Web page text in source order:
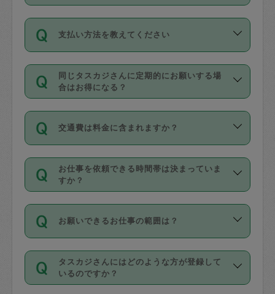
利用ください。機能をご利用いただくに
の上事前申請することが必要です。な
お、3時間を下回っても、値引き等はござ
いません。
11種類の価格帯の中からタスカジさん自
身が価格を選んで設定しています。
タスカジさんの価格設定には最初は制限
があり、レビュー件数、レビューの平均
値、などで除々に設定可能な最高額が上
がっていく仕組みになっています。
支払い方法を教えてください
お支払方法はクレジットカード（Visa／
Master／JCB／AMERICAN EXPRESS／
Diners Club）のみとなります。
を行う際にご入力ください。プロフィー
ル登録時にはご入力いただかなくても大
丈夫です。
デビットカード・プリペイドカード（Vプ
リカ、au WALLETなど）は支払にはご利
銀行振込や現金払いも対応していませ
なお、タスカジさんの交通費も、依頼料
金のご請求と合わせてお支払いとなりま
同じタスカジさんに定期的にお願いする場
合はお得になる？
依頼には「スポット」と「定期（毎週｜
隔週）」があり、「定期」の依頼は「ス
ポット」よりお得な料金でご利用できま
す。
定期の最低利用回数は設けていない代わ
りに、一定数を超えたキャンセルは有償
（例：毎週定期の場合は３回以上のキャ
ンセルが有償（1200円、隔週定期の場合
は２回以上のキャンセルが有償（1200
交通費は料金に含まれますか？
交通費は依頼料金とは別途発生し、依頼
料金のご請求と合わせてお支払いとなり
ます。交通費の金額は「依頼の詳細」に
お仕事を依頼できる時間帯は決まっていま
すか？
時間帯は3種類あります。いずれも１回あ
たり３時間です。
・ＡＭ ９時～１２時
・ＰＭ １３時～１６時
・夜 １８時～２１時
お願いできるお仕事の範囲は？
掃除、整理収納、洗濯、買い物、料理、
作り置きです。タスカジさんによってで
きる仕事の範囲が異なりますので、依頼
タスカジさんにはどのような方が登録して
いるのですか？